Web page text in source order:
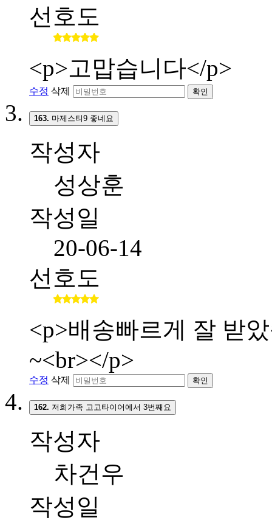
선호도
<p>고맙습니다</p>
수정 삭제 확인
163. 마제스티9 좋네요
작성자
성상훈
작성일
20-06-14
선호도
<p>배송빠르게 잘 받
~<br></p>
수정 삭제 확인
162. 저희가족 고고타이어에서 3번째요
작성자
차건우
작성일